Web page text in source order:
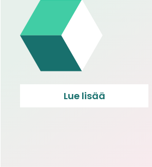
Lue lisää